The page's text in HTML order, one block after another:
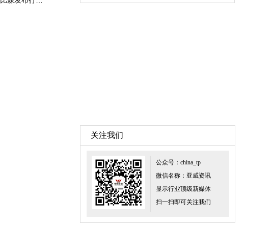
关注我们
公众号：china_tp
微信名称：亚威资讯
显示行业顶级新媒体
扫一扫即可关注我们